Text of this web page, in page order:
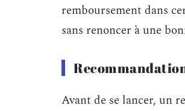
remboursement dans
sans renoncer à une
Avant de se lancer, un